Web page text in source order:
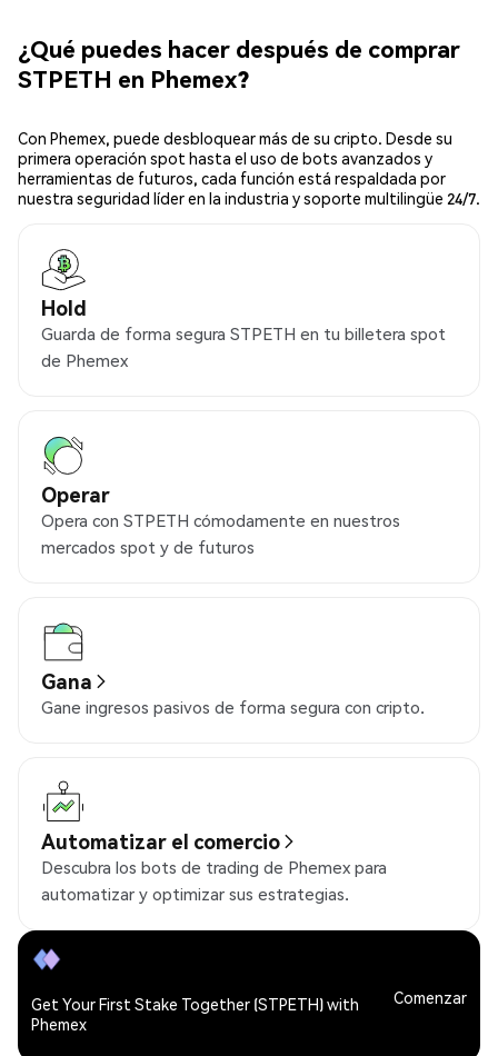
¿Qué puedes hacer después de comprar
STPETH en Phemex?
Con Phemex, puede desbloquear más de su cripto. Desde su
primera operación spot hasta el uso de bots avanzados y
herramientas de futuros, cada función está respaldada por
nuestra seguridad líder en la industria y soporte multilingüe 24/7.
Hold
Guarda de forma segura STPETH en tu billetera spot
de Phemex
Operar
Opera con STPETH cómodamente en nuestros
mercados spot y de futuros
Gana
Gane ingresos pasivos de forma segura con cripto.
Automatizar el comercio
Descubra los bots de trading de Phemex para
automatizar y optimizar sus estrategias.
Get Your First Stake Together (STPETH) with
Phemex
Comenzar